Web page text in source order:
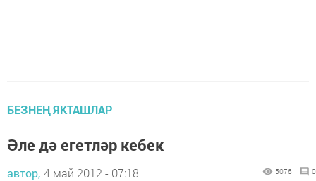
БЕЗНЕҢ ЯКТАШЛАР
Әле дә егетләр кебек
автор, 4 май 2012 - 07:18 5076 0